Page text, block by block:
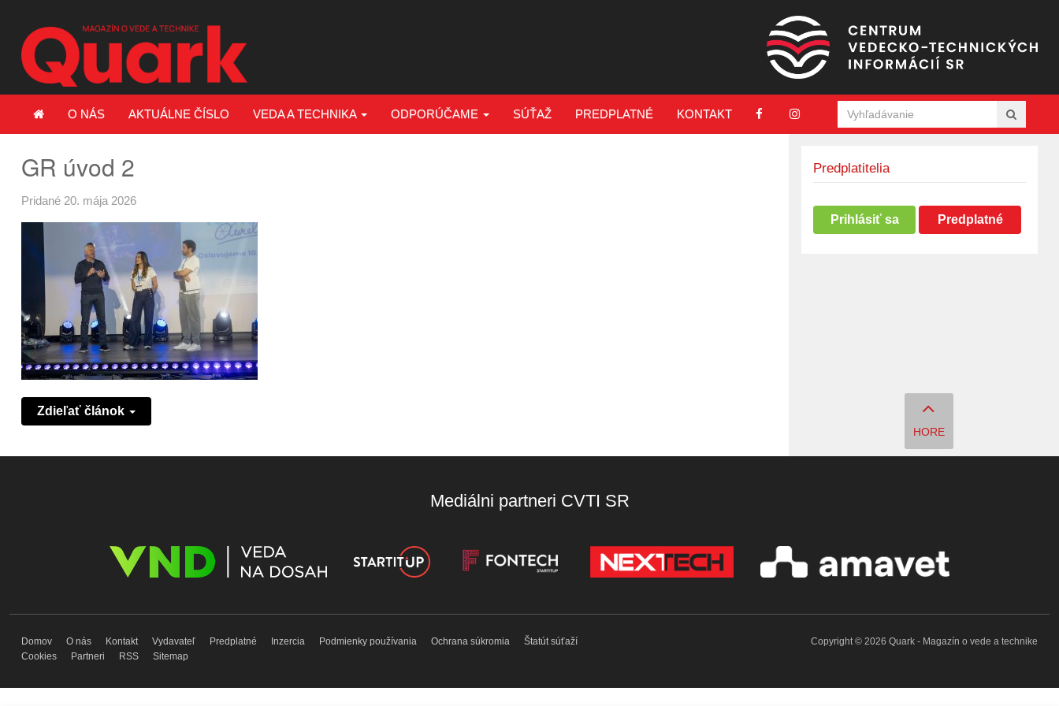
O NÁS AKTUÁLNE ČÍSLO VEDA A TECHNIKA ODPORÚČAME SÚŤAŽ PREDPLATNÉ KONTAKT
GR úvod 2
Pridané 20. mája 2026
Zdieľať článok
Predplatitelia
Prihlásiť sa Predplatné
HORE
Mediálni partneri CVTI SR
Domov O nás Kontakt Vydavateľ Predplatné Inzercia Podmienky používania Ochrana súkromia
Štatút súťaží
Cookies
Partneri RSS Sitemap
Copyright © 2026 Quark - Magazín o vede a technike